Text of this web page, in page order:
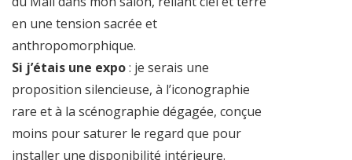
en une tension sacrée et
anthropomorphique.
Si j’étais une expo: je serais une
proposition silencieuse, à l’iconographie
rare et à la scénographie dégagée, conçue
moins pour saturer le regard que pour
installer une disponibilité intérieure.